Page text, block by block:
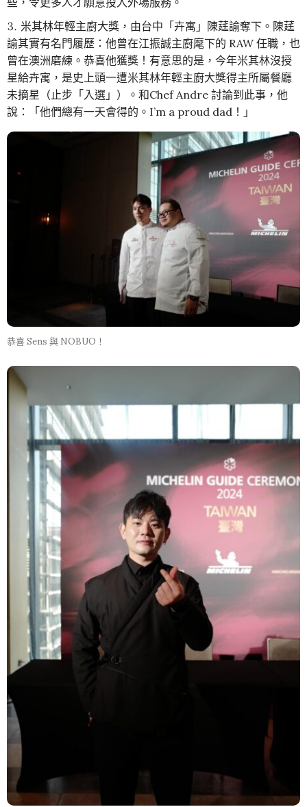
米其林年輕主廚大獎，由台中「卉寓」陳莛諭奪下。陳莛
諭其實有名門履歷：他曾在江振誠主廚麾下的 RAW 任職，也
曾在澳洲磨練。恭喜他獲獎！有意思的是，今年米其林沒授
星給卉寓，是史上頭一遭米其林年輕主廚大獎得主所屬餐廳
未摘星（止步「入選」）。和Chef Andre 討論到此事，他
說：「他們總有一天會得的。I’m a proud dad！」
恭喜 Sens 與 NOBUO！